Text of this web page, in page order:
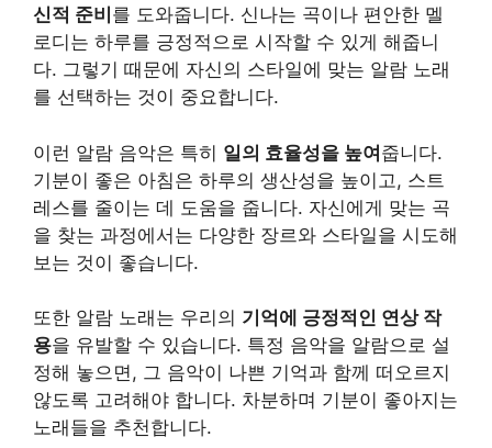
신적 준비 를 도와줍니다. 신나는 곡이나 편안한 멜
로디는 하루를 긍정적으로 시작할 수 있게 해줍니
다. 그렇기 때문에 자신의 스타일에 맞는 알람 노래
를 선택하는 것이 중요합니다.
이런 알람 음악은 특히 일의 효율성을 높여줍니다.
기분이 좋은 아침은 하루의 생산성을 높이고, 스트
레스를 줄이는 데 도움을 줍니다. 자신에게 맞는 곡
을 찾는 과정에서는 다양한 장르와 스타일을 시도해
보는 것이 좋습니다.
또한 알람 노래는 우리의 기억에 긍정적인 연상 작
용을 유발할 수 있습니다. 특정 음악을 알람으로 설
정해 놓으면, 그 음악이 나쁜 기억과 함께 떠오르지
않도록 고려해야 합니다. 차분하며 기분이 좋아지는
노래들을 추천합니다.